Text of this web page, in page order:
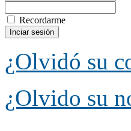
Recordarme
¿Olvidó su
¿Olvido su